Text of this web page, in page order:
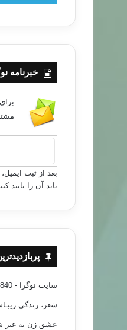
خبرنامه
بعد از ثبت
باید آن را تایید
سایت نوگرا - 823,840 بازدید
شعر، زندگی
عشق زن به غیر